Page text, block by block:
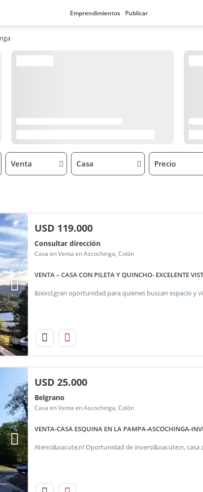
Emprendimientos Publicar
Venta Casa Precio
10
USD 119.000
Consultar dirección
Casa en Venta en Ascochinga, Colón
VENTA – CASA CON PILETA Y QUINCHO- EXCELENTE
USD 25.000
Belgrano
Casa en Venta en Ascochinga, Colón
VENTA-CASA ESQUINA EN LA PAMPA-ASCOCHINGA-